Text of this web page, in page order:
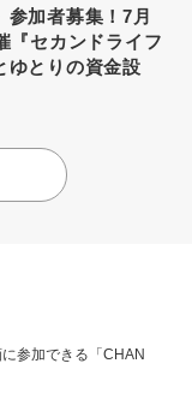
参加者募集！7月
『セカンドライフ
ゆとりの資金設
に参加できる「CHAN